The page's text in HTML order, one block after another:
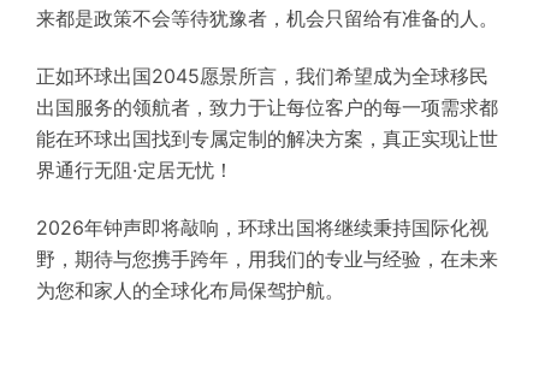
来都是政策不会等待犹豫者，机会只留给有准备的人。
正如环球出国2045愿景所言，我们希望成为全球移民
出国服务的领航者，致力于让每位客户的每一项需求都
能在环球出国找到专属定制的解决方案，真正实现让世
界通行无阻·定居无忧！
2026年钟声即将敲响，环球出国将继续秉持国际化视
野，期待与您携手跨年，用我们的专业与经验，在未来
为您和家人的全球化布局保驾护航。